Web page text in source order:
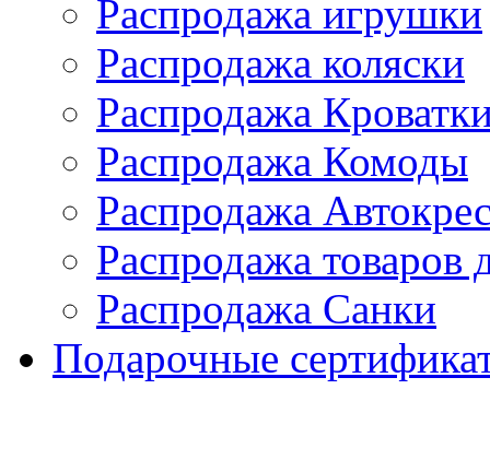
Распродажа игрушки
Распродажа коляски
Распродажа
Распродажа Комоды
Распродажа
Распродажа
Распродажа Санки
Подарочные